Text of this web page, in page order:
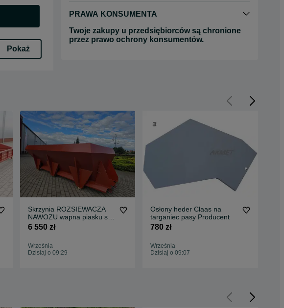
Pokaż
PRAWA KONSUMENTA
Twoje zakupy u przedsiębiorców są chronione
przez prawo ochrony konsumentów.
Skrzynia ROZSIEWACZA
NAWOZU wapna piasku soli
Piast RCW-5 producent z
6 550 zł
Września
Dzisiaj o 09:29
Osłony heder Claas na
targaniec pasy Producent
780 zł
Września
Dzisiaj o 09:07